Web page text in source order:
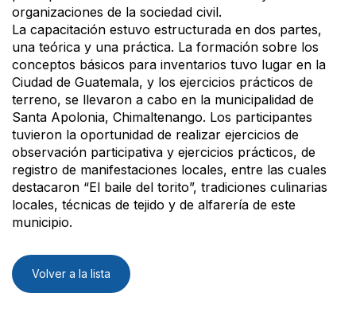
organizaciones de la sociedad civil.
La capacitación estuvo estructurada en dos partes,
una teórica y una práctica. La formación sobre los
conceptos básicos para inventarios tuvo lugar en la
Ciudad de Guatemala, y los ejercicios prácticos de
terreno, se llevaron a cabo en la municipalidad de
Santa Apolonia, Chimaltenango. Los participantes
tuvieron la oportunidad de realizar ejercicios de
observación participativa y ejercicios prácticos, de
registro de manifestaciones locales, entre las cuales
destacaron “El baile del torito”, tradiciones culinarias
locales, técnicas de tejido y de alfarería de este
municipio.
Volver a la lista